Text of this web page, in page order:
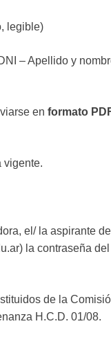
legible)
– Apellido y
en formato
vigente.
el/ la aspirante
la contraseña
de la
H.C.D. 01/08.